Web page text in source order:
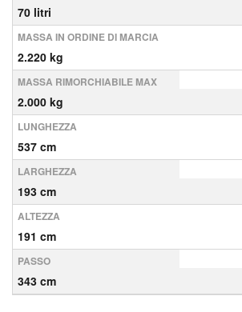
70 litri
MASSA IN ORDINE DI MARCIA
2.220 kg
MASSA RIMORCHIABILE MAX
2.000 kg
LUNGHEZZA
537 cm
LARGHEZZA
193 cm
ALTEZZA
191 cm
PASSO
343 cm